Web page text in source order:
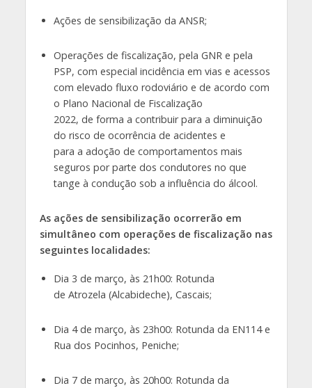
Ações de sensibilização da ANSR;
Operações de fiscalização, pela GNR e pela
PSP, com especial incidência em vias e acessos
com elevado fluxo rodoviário e de acordo com
o Plano Nacional de Fiscalização
2022, de forma a contribuir para a diminuição
do risco de ocorrência de acidentes e
para a adoção de comportamentos mais
seguros por parte dos condutores no que
tange à condução sob a influência do álcool.
As ações de sensibilização ocorrerão em
simultâneo com operações de fiscalização nas
seguintes localidades:
Dia 3 de março, às 21h00: Rotunda
de Atrozela (Alcabideche), Cascais;
Dia 4 de março, às 23h00: Rotunda da EN114 e
Rua dos Pocinhos, Peniche;
Dia 7 de março, às 20h00: Rotunda da